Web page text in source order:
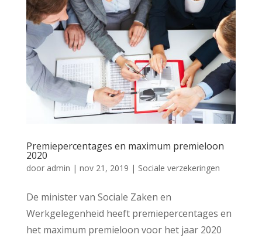
Premiepercentages en maximum premieloon
2020
door admin | nov 21, 2019 | Sociale verzekeringen
De minister van Sociale Zaken en
Werkgelegenheid heeft premiepercentages en
het maximum premieloon voor het jaar 2020